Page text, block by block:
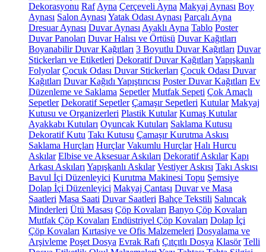
Dekorasyonu Raf Ayna Çerçeveli Ayna Makyaj Aynası Boy
Aynası Salon Aynası Yatak Odası Aynası Parçalı Ayna
Dresuar Aynası Duvar Aynası Ayaklı Ayna Tablo Poster
Duvar Panoları Duvar Halısı ve Örtüsü Duvar Kağıtları
Boyanabilir Duvar Kağıtları 3 Boyutlu Duvar Kağıtları Duvar
Stickerları ve Etiketleri Dekoratif Duvar Kağıtları Yapışkanlı
Folyolar Çocuk Odası Duvar Stickerları Çocuk Odası Duvar
Kağıtları Duvar Kağıdı Yapıştırıcısı Poster Duvar Kağıtları Ev
Düzenleme ve Saklama Sepetler Mutfak Sepeti Çok Amaçlı
Sepetler Dekoratif Sepetler Çamaşır Sepetleri Kutular Makyaj
Kutusu ve Organizerleri Plastik Kutular Kumaş Kutular
Ayakkabı Kutuları Oyuncak Kutuları Saklama Kutusu
Dekoratif Kutu Takı Kutusu Çamaşır Kurutma Askısı
Saklama Hurçları Hurçlar Vakumlu Hurçlar Halı Hurcu
Askılar Elbise ve Aksesuar Askıları Dekoratif Askılar Kapı
Arkası Askıları Yapışkanlı Askılar Vestiyer Askısı Takı Askısı
Bavul İçi Düzenleyici Kurutma Makinesi Topu Şemsiye
Dolap İçi Düzenleyici Makyaj Çantası Duvar ve Masa
Saatleri Masa Saati Duvar Saatleri Bahçe Tekstili Salıncak
Minderleri Ütü Masası Çöp Kovaları Banyo Çöp Kovaları
Mutfak Çöp Kovaları Endüstriyel Çöp Kovaları Dolap İçi
Çöp Kovaları Kırtasiye ve Ofis Malzemeleri Dosyalama ve
Arşivleme Poşet Dosya Evrak Rafı Çıtçıtlı Dosya Klasör Telli